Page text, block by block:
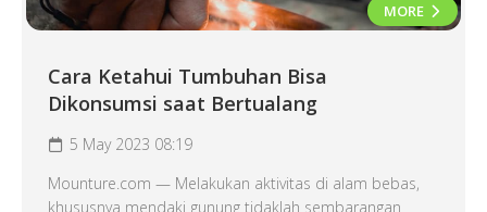
MORE
Cara Ketahui Tumbuhan Bisa
Dikonsumsi saat Bertualang
5 May 2023 08:19
Mounture.com — Melakukan aktivitas di alam bebas,
khususnya mendaki gunung tidaklah sembarangan